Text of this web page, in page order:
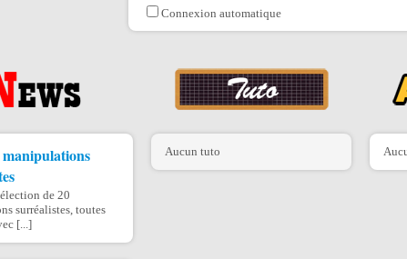
Connexion automatique
de 20
surréalistes, toutes
[...]
Aucun tuto